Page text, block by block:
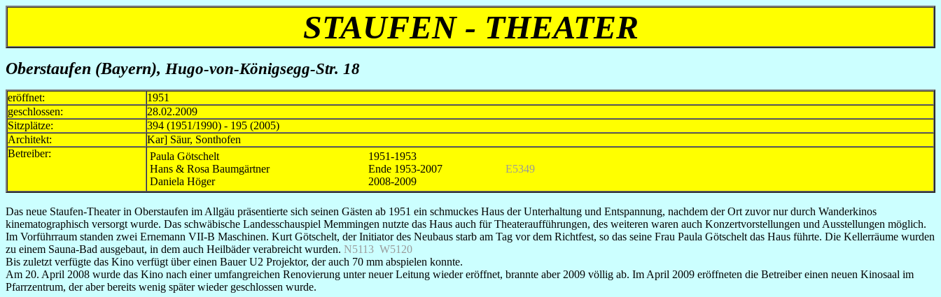
STAUFEN - THEATER
Oberstaufen (Bayern), Hugo-von-Königsegg-Str. 18
eröffnet:
1951
geschlossen:
28.02.2009
Sitzplätze:
394 (1951/1990) - 195 (2005)
Architekt:
Kar] Säur, Sonthofen
Betreiber:
Paula Götschelt
Hans & Rosa Baumgärtner
Daniela Höger
1951-1953
Ende 1953-2007
2008-2009
E5349
Das neue Staufen-Theater in Oberstaufen im Allgäu präsentierte sich seinen Gästen ab 1951 ein schmuckes Haus der Unterhaltung und Entspannung, nachdem der Ort zuvor nur durch Wanderkinos
kinematographisch versorgt wurde. Das schwäbische Landesschauspiel Memmingen nutzte das Haus auch für Theateraufführungen, des weiteren waren auch Konzertvorstellungen und Ausstellungen möglich.
Im Vorführraum standen zwei Ernemann VII-B Maschinen. Kurt Götschelt, der Initiator des Neubaus starb am Tag vor dem Richtfest, so das seine Frau Paula Götschelt das Haus führte. Die Kellerräume wurden
zu einem Sauna-Bad ausgebaut, in dem auch Heilbäder verabreicht wurden. N5113 W5120
Bis zuletzt verfügte das Kino verfügt über einen Bauer U2 Projektor, der auch 70 mm abspielen konnte.
Am 20. April 2008 wurde das Kino nach einer umfangreichen Renovierung unter neuer Leitung wieder eröffnet, brannte aber 2009 völlig ab. Im April 2009 eröffneten die Betreiber einen neuen Kinosaal im
Pfarrzentrum, der aber bereits wenig später wieder geschlossen wurde.